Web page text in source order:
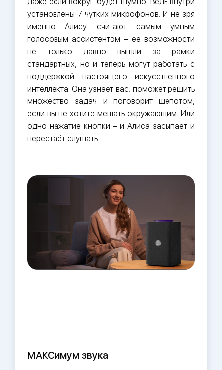
даже если вокруг будет шумно. Ведь внутри
установлены 7 чутких микрофонов. И не зря
именно Алису считают самым умным
голосовым ассистентом – её возможности
не только давно вышли за рамки
стандартных, но и теперь могут работать с
поддержкой настоящего искусственного
интеллекта. Она узнает вас, поможет решить
множество задач и поговорит шёпотом,
если вы не хотите мешать окружающим. Или
одно нажатие кнопки – и Алиса засыпает и
перестаёт слушать.
МАКСимум звука